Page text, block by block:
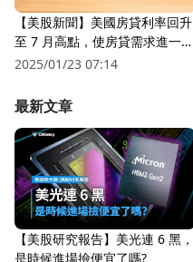
【美股新聞】美國房貸利率回升
至 7 月高點，使房貸需求進一步
下跌 (2022.09.1)
2025/01/23 07:14
最新文章
【美股研究報告】美光連 6 黑，
是時候進場撿便宜了嗎?